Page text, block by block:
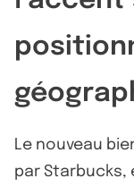
Le nouveau
par